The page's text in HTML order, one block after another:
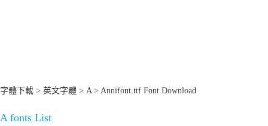
字體下載 > 英文字體 > A> Annifont.ttf Font Download
A fonts List